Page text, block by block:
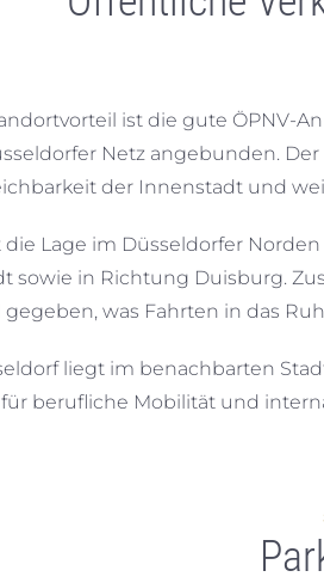
ist die gute ÖPNV-
Netz angebunden.
der Innenstadt und
Lage im Düsseldorfer
sowie in Richtung Duisburg.
was Fahrten in das
liegt im benachbarten
berufliche Mobilität und